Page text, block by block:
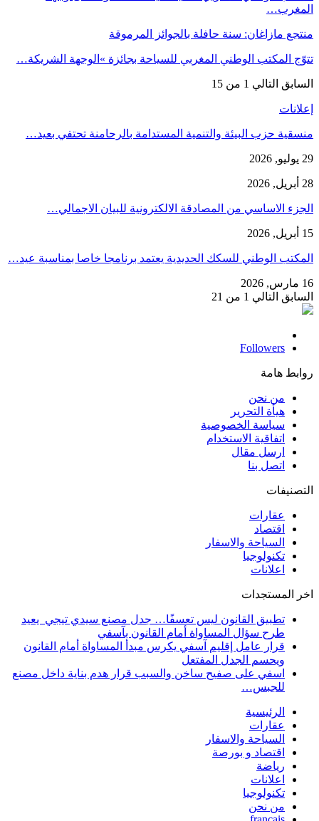
المغرب…
منتجع مازاغان: سنة حافلة بالجوائز المرموقة
تتوّج المكتب الوطني المغربي للسياحة بجائزة »الوجهة الشريكة…
السابق التالي 1 من 15
إعلانات
منسقية حزب البيئة والتنمية المستدامة بالرحامنة تحتفي بعيد…
29 يوليو, 2026
28 أبريل, 2026
الجزء الاساسي من المصادقة الالكترونية للبيان الاجمالي…
15 أبريل, 2026
المكتب الوطني للسكك الحديدية يعتمد برنامجا خاصا بمناسبة عيد…
16 مارس, 2026
السابق التالي 1 من 21
Followers
روابط هامة
من نحن
هيأة التحرير
سياسة الخصوصية
اتفاقية الاستخدام
ارسل مقال
اتصل بنا
التصنيفات
عقارات
اقتصاد
السياحة والاسفار
تكنولوجيا
اعلانات
اخر المستجدات
تطبيق القانون ليس تعسفًا… جدل مصنع سيدي تيجي يعيد
طرح سؤال المساواة أمام القانون بآسفي
قرار عامل إقليم آسفي يكرس مبدأ المساواة أمام القانون
ويحسم الجدل المفتعل
اسفي على صفيح ساخن والسبب قرار هدم بناية داخل مصنع
للجبس…
الرئيسية
عقارات
السياحة والاسفار
اقتصاد و بورصة
رياضة
اعلانات
تكنولوجيا
من نحن